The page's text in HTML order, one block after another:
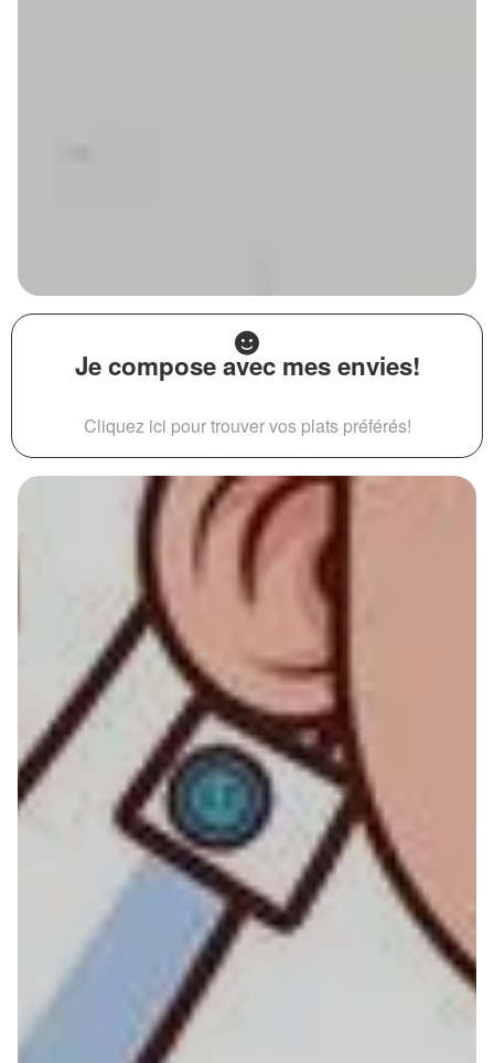
Je compose avec mes envies!
Cliquez ici pour trouver vos plats préférés!